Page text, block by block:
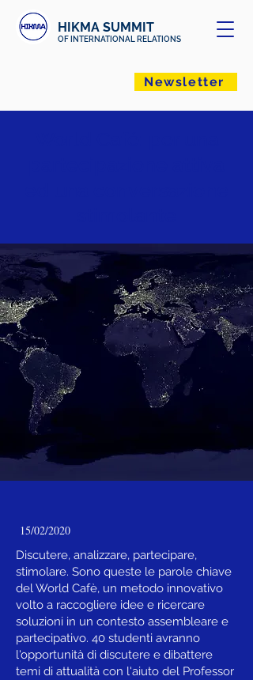
HIKMA SUMMIT
OF INTERNATIONAL RELATIONS
Newsletter
15/02/2020
Discutere, analizzare, partecipare,
stimolare. Sono queste le parole chiave
del World Cafè, un metodo innovativo
volto a raccogliere idee e ricercare
soluzioni in un contesto assembleare e
partecipativo. 40 studenti avranno
l'opportunità di discutere e dibattere
temi di attualità con l'aiuto del Professor